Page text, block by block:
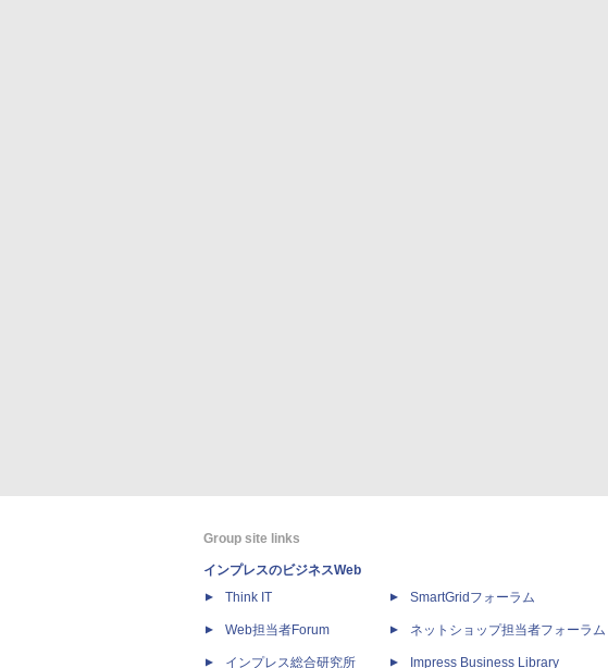
Group site links
インプレスのビジネスWeb
Think IT
Web担当者Forum
インプレス総合研究所
SmartGridフォーラム
ネットショップ担当者フォーラム
Impress Business Library